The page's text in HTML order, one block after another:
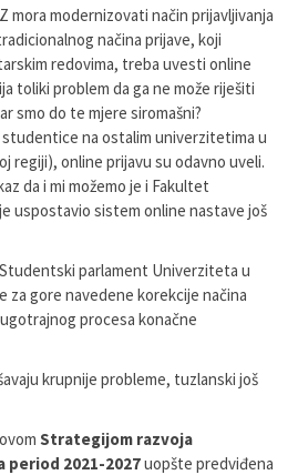
mora modernizovati način prijavljivanja
načina prijave, koji
redovima, treba uvesti online
toliki problem da ga ne može riješiti
smo do te mjere siromašni?
na ostalim univerzitetima u
regiji), online prijavu su odavno uveli.
da i mi možemo je i Fakultet
uspostavio sistem online nastave još
parlament Univerziteta u
za gore navedene korekcije načina
procesa konačne
krupnije probleme, tuzlanski još
Strategijom razvoja
period 2021-2027uopšte predviđena